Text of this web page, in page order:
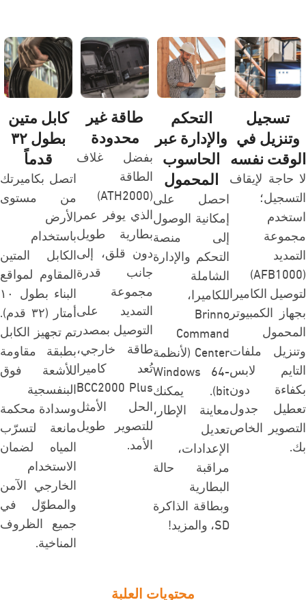
تسجيل
وتنزيل في
الوقت نفسه
لا حاجة لإيقاف
التسجيل؛
استخدم
مجموعة
التمديد
(AFB1000)
لتوصيل الكاميرا
بجهاز الكمبيوتر
المحمول
وتنزيل ملفات
التايم لابس
بكفاءة دون
تعطيل جدول
التصوير الخاص
بك.
التحكم
والإدارة عبر
الحاسوب
المحمول
احصل على
إمكانية الوصول
إلى منصة
التحكم والإدارة
الشاملة
للكاميرا،
Brinno
Command
Center (لأنظمة
Windows 64-
bit). يمكنك
معاينة الإطار،
تعديل
الإعدادات،
مراقبة حالة
البطارية
وبطاقة الذاكرة
SD، والمزيد!
طاقة غير
محدودة
بفضل غلاف
الطاقة
(ATH2000)
الذي يوفر عمر
بطارية طويل
دون قلق، إلى
جانب قدرة
مجموعة
التمديد على
التوصيل بمصدر
طاقة خارجي،
تُعد كاميرا
BCC2000 Plus
الحل الأمثل
للتصوير طويل
الأمد.
كابل متين
بطول ٣٢
قدماً
اتصل بكاميرتك
من مستوى
الأرض
باستخدام
الكابل المتين
المقاوم لمواقع
البناء بطول ١٠
أمتار (٣٢ قدم).
تم تجهيز الكابل
بطبقة مقاومة
للأشعة فوق
البنفسجية
وسدادة محكمة
مانعة لتسرّب
المياه لضمان
الاستخدام
الخارجي الآمن
والمطوّل في
جميع الظروف
المناخية.
محتويات العلبة